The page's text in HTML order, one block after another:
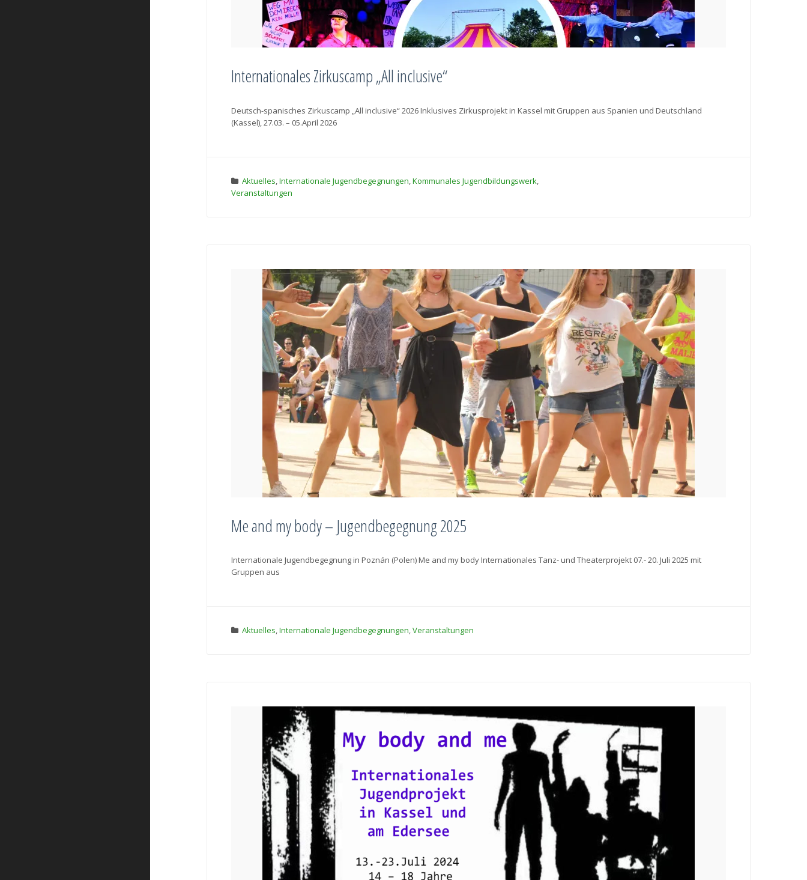
Internationales Zirkuscamp „All inclusive“
Deutsch-spanisches Zirkuscamp „All inclusive“ 2026 Inklusives Zirkusprojekt in Kassel mit Gruppen aus Spanien und Deutschland
(Kassel), 27.03. – 05.April 2026
Aktuelles Internationale Jugendbegegnungen Kommunales Jugendbildungswerk
Veranstaltungen
Me and my body – Jugendbegegnung 2025
Internationale Jugendbegegnung in Poznán (Polen) Me and my body Internationales Tanz- und Theaterprojekt 07.- 20. Juli 2025 mit
Gruppen aus
Aktuelles,Internationale Jugendbegegnungen,Veranstaltungen